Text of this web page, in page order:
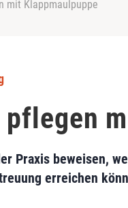
mit Klappmaulpuppe
pflegen
Praxis beweisen,
erreichen